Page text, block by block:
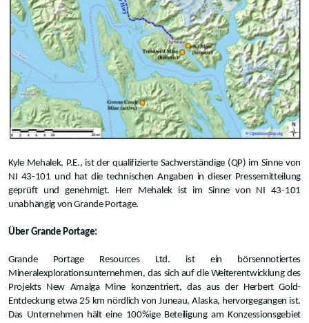
Kyle Mehalek, P.E., ist der qualifizierte Sachverständige (QP) im Sinne von
NI 43-101 und hat die technischen Angaben in dieser Pressemitteilung
geprüft und genehmigt. Herr Mehalek ist im Sinne von NI 43-101
unabhängig von Grande Portage.
Über Grande Portage:
Grande Portage Resources Ltd. ist ein börsennotiertes
Mineralexplorationsunternehmen, das sich auf die Weiterentwicklung des
Projekts New Amalga Mine konzentriert, das aus der Herbert Gold-
Entdeckung etwa 25 km nördlich von Juneau, Alaska, hervorgegangen ist.
Das Unternehmen hält eine 100%ige Beteiligung am Konzessionsgebiet